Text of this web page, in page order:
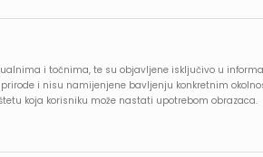
i točnima, te su objavljene isključivo u
i nisu namijenjene bavljenju konkretnim
koja korisniku može nastati upotrebom obrazaca.